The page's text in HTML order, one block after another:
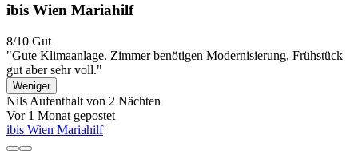
ibis Wien Mariahilf
8/10 Gut
"Gute Klimaanlage. Zimmer benötigen Modernisierung, Frühstück
gut aber sehr voll."
Weniger
Nils Aufenthalt von 2 Nächten
Vor 1 Monat gepostet
ibis Wien Mariahilf